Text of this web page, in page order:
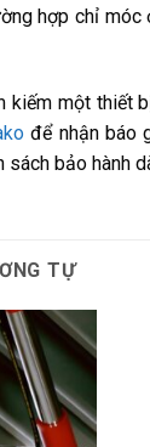
hợp chỉ
kiếm một thiết
để nhận báo
sách bảo hành
TỰ